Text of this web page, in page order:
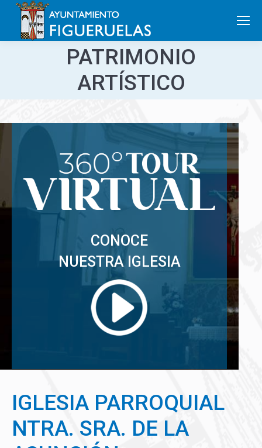
Search:
PATRIMONIO
ARTÍSTICO
CONOCE
NUESTRA IGLESIA
IGLESIA PARROQUIAL
NTRA. SRA. DE LA